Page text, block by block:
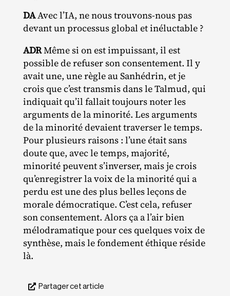
DAAvec l’IA, ne nous trouvons‐​nous pas
devant un processus global et inéluctable ?
ADRMême si on est impuissant, il est
possible de refuser son consentement. Il y
avait une, une règle au Sanhédrin, et je
crois que c’est transmis dans le Talmud, qui
indiquait qu’il fallait toujours noter les
arguments de la minorité. Les arguments
de la minorité devaient traverser le temps.
Pour plusieurs raisons : l’une était sans
doute que, avec le temps, majorité,
minorité peuvent s’inverser, mais je crois
qu’enregistrer la voix de la minorité qui a
perdu est une des plus belles leçons de
morale démocratique. C’est cela, refuser
son consentement. Alors ça a l’air bien
mélodramatique pour ces quelques voix de
synthèse, mais le fondement éthique réside
là.
Partager cet article